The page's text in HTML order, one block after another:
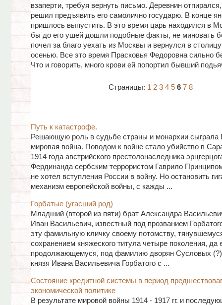
взаперти, требуя вернуть письмо. Деревнин
решил предъявить его самолично государю. В конце
пришлось выпустить. В это время царь находился в
бы до его ушей дошли подобные факты, не миновать
почел за благо уехать из Москвы и вернулся в
осенью. Все это время Прасковья Федоровна сильно
Что и говорить, много крови ей попортил бывший
Страницы: 1 2 3 4 5 6 7 8
Путь к катастрофе.
Решающую роль в судьбе страны и монархии сыграла
мировая война. Поводом к войне стало убийство в
1914 года австрийского престолонаследника
Фердинанда сербским террористом Гаврило
не хотел вступления России в войну. Но остановить
механизм европейской войны, с кажды ...
Горбатые (угасший род)
Младший (второй из пяти) брат Александра
Иван Васильевич, известный под прозванием
эту фамильную кличку своему потомству,
сохранением княжеского титула четыре поколения, да
продолжающемуся, под фамилию дворян Сусловых
князя Ивана Васильевича Горбатого с ...
Состояние кредитной системы в период
экономической политике
В результате мировой войны 1914 - 1917 гг. и